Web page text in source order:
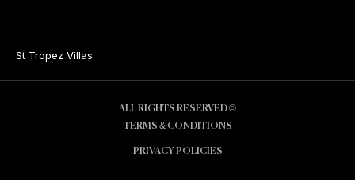
St Tropez Villas
© ALL RIGHTS RESERVED
TERMS & CONDITIONS
PRIVACY POLICIES